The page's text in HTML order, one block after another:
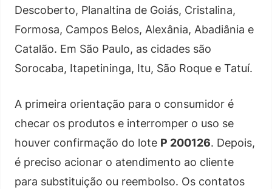
Descoberto, Planaltina de Goiás, Cristalina,
Formosa, Campos Belos, Alexânia, Abadiânia e
Catalão. Em São Paulo, as cidades são
Sorocaba, Itapetininga, Itu, São Roque e Tatuí.
A primeira orientação para o consumidor é
checar os produtos e interromper o uso se
houver confirmação do lote P 200126. Depois,
é preciso acionar o atendimento ao cliente
para substituição ou reembolso. Os contatos